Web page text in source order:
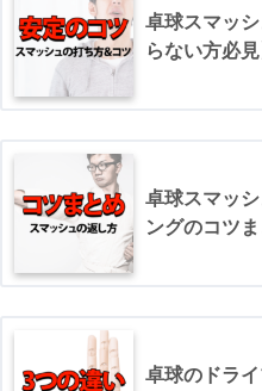
卓球スマッ
らない方必見
卓球スマッ
ングのコツま
卓球のドラ